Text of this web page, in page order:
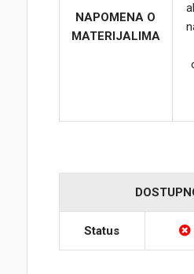
NAPOMENA O
MATERIJALIMA
Status